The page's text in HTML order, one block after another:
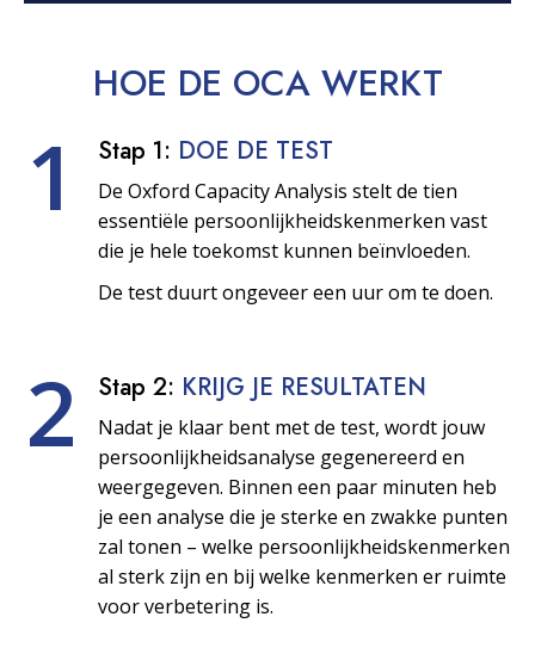
HOE DE OCA WERKT
1 Stap 1: DOE DE TEST
De Oxford Capacity Analysis stelt de tien
essentiële persoonlijkheids­kenmerken vast
die je hele toekomst kunnen beïnvloeden.
De test duurt ongeveer een uur om te doen.
2 Stap 2: KRIJG JE RESULTATEN
Nadat je klaar bent met de test, wordt jouw
persoonlijkheids­analyse gegenereerd en
weergegeven. Binnen een paar minuten heb
je een analyse die je sterke en zwakke punten
zal tonen – welke persoonlijkheids­kenmerken
al sterk zijn en bij welke kenmerken er ruimte
voor verbetering is.